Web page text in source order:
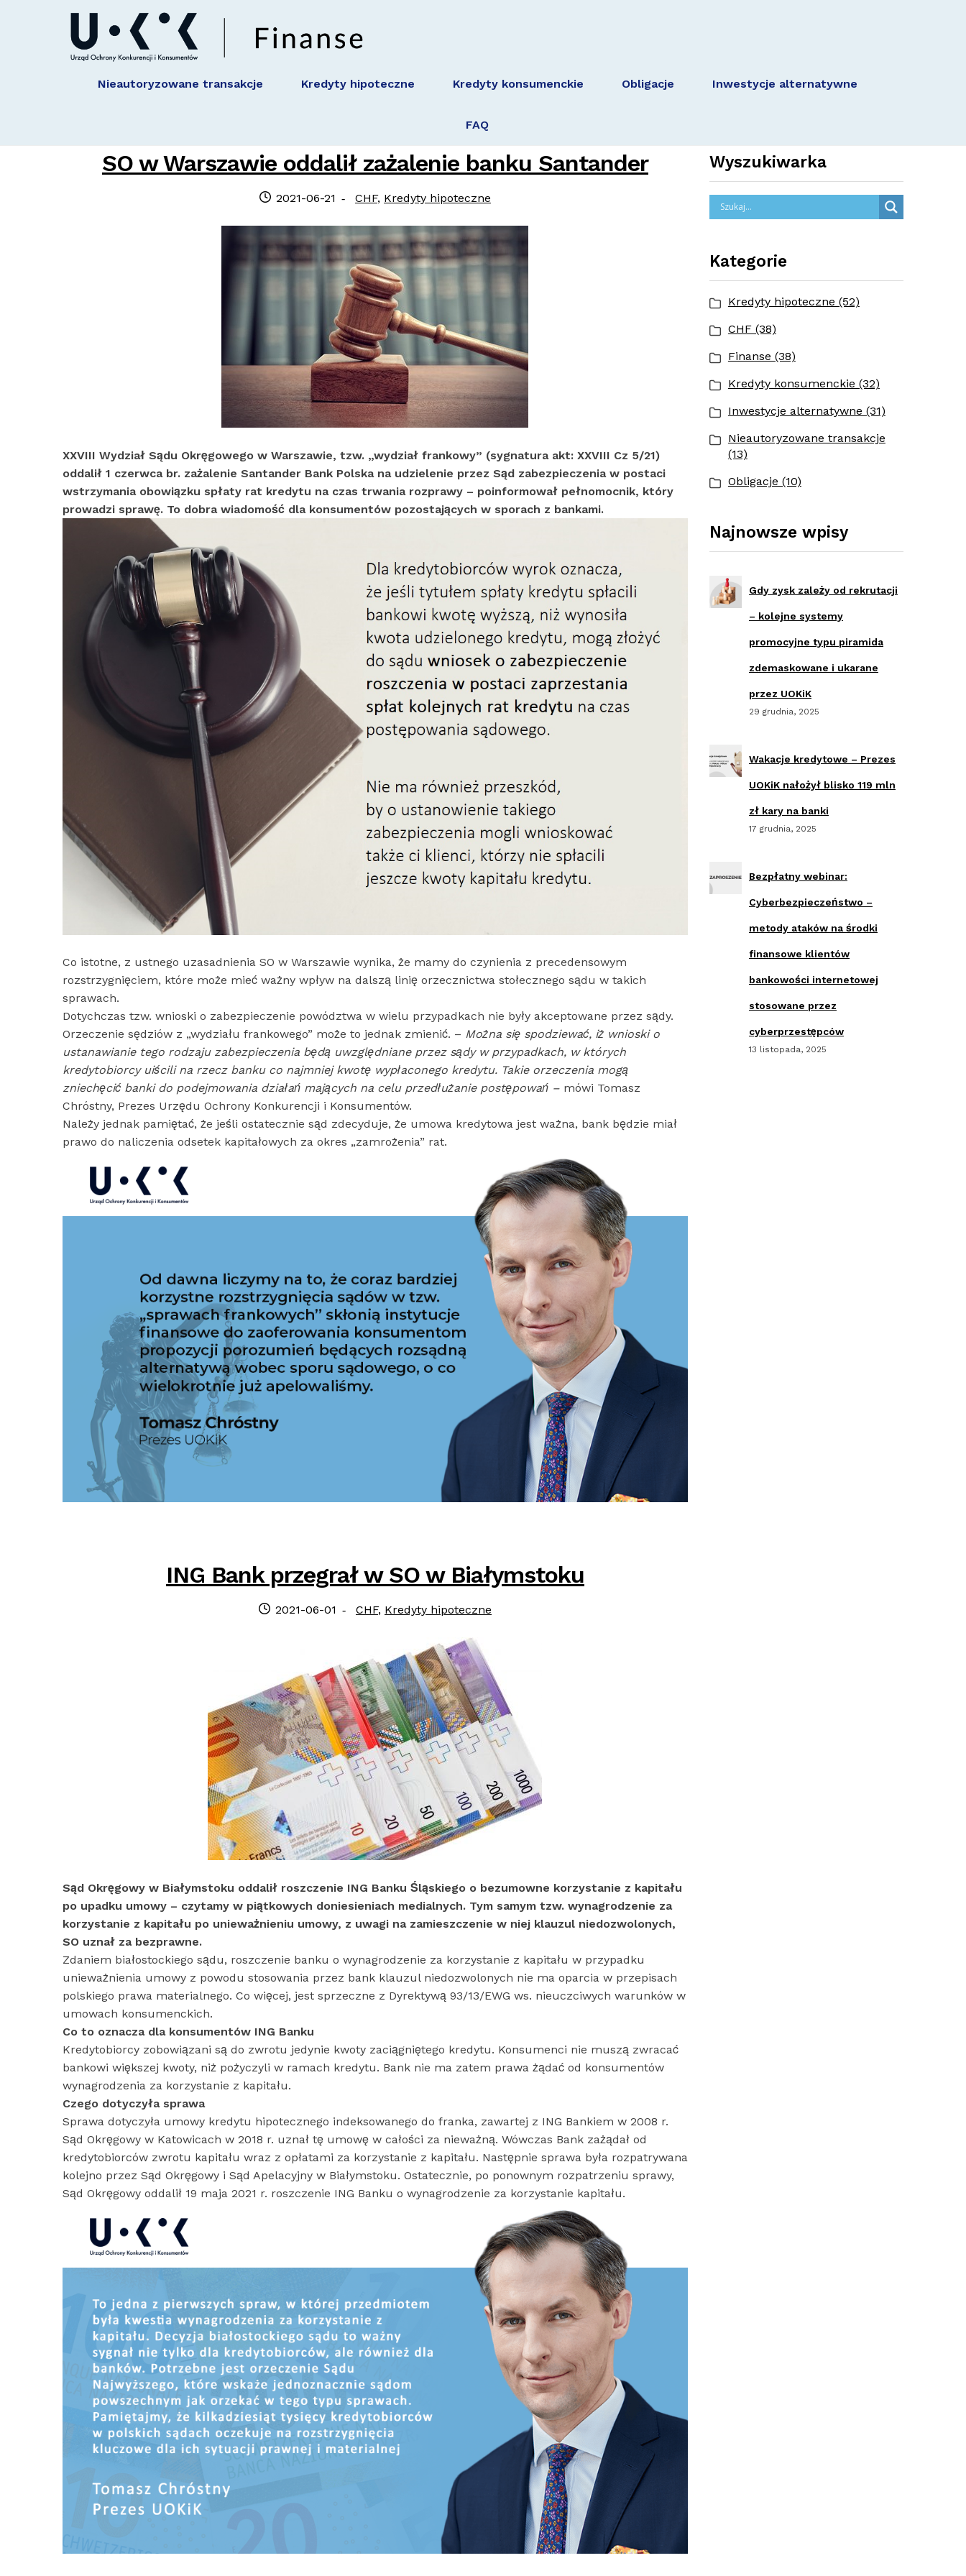
Skip
to
navigation
Skip
to
contentNieautoryzowane transakcje Kredyty hipoteczne Kredyty konsumenckie Obligacje Inwestycje alternatywne
FAQ
SO w Warszawie oddalił zażalenie banku Santander
Posted
2021-06-21 Categories:
CHF, Kredyty hipoteczne
XXVIII Wydział Sądu Okręgowego w Warszawie, tzw. „wydział frankowy” (sygnatura akt: XXVIII Cz 5/21)
oddalił 1 czerwca br. zażalenie Santander Bank Polska na udzielenie przez Sąd zabezpieczenia w postaci
wstrzymania obowiązku spłaty rat kredytu na czas trwania rozprawy – poinformował pełnomocnik, który
prowadzi sprawę. To dobra wiadomość dla konsumentów pozostających w sporach z bankami.
Co istotne, z ustnego uzasadnienia SO w Warszawie wynika, że mamy do czynienia z precedensowym
rozstrzygnięciem, które może mieć ważny wpływ na dalszą linię orzecznictwa stołecznego sądu w takich
sprawach.
Dotychczas tzw. wnioski o zabezpieczenie powództwa w wielu przypadkach nie były akceptowane przez sądy.
Orzeczenie sędziów z „wydziału frankowego” może to jednak zmienić. – Można się spodziewać, iż wnioski o
ustanawianie tego rodzaju zabezpieczenia będą uwzględniane przez sądy w przypadkach, w których
kredytobiorcy uiścili na rzecz banku co najmniej kwotę wypłaconego kredytu. Takie orzeczenia mogą
zniechęcić banki do podejmowania działań mających na celu przedłużanie postępowań – mówi Tomasz
Chróstny, Prezes Urzędu Ochrony Konkurencji i Konsumentów.
Należy jednak pamiętać, że jeśli ostatecznie sąd zdecyduje, że umowa kredytowa jest ważna, bank będzie miał
prawo do naliczenia odsetek kapitałowych za okres „zamrożenia” rat.
ING Bank przegrał w SO w Białymstoku
Posted
2021-06-01 Categories:
CHF, Kredyty hipoteczne
Sąd Okręgowy w Białymstoku oddalił roszczenie ING Banku Śląskiego o bezumowne korzystanie z kapitału
po upadku umowy – czytamy w piątkowych doniesieniach medialnych. Tym samym tzw. wynagrodzenie za
korzystanie z kapitału po unieważnieniu umowy, z uwagi na zamieszczenie w niej klauzul niedozwolonych,
SO uznał za bezprawne.
Zdaniem białostockiego sądu, roszczenie banku o wynagrodzenie za korzystanie z kapitału w przypadku
unieważnienia umowy z powodu stosowania przez bank klauzul niedozwolonych nie ma oparcia w przepisach
polskiego prawa materialnego. Co więcej, jest sprzeczne z Dyrektywą 93/13/EWG ws. nieuczciwych warunków w
umowach konsumenckich.
Co to oznacza dla konsumentów ING Banku
Kredytobiorcy zobowiązani są do zwrotu jedynie kwoty zaciągniętego kredytu. Konsumenci nie muszą zwracać
bankowi większej kwoty, niż pożyczyli w ramach kredytu. Bank nie ma zatem prawa żądać od konsumentów
wynagrodzenia za korzystanie z kapitału.
Czego dotyczyła sprawa
Sprawa dotyczyła umowy kredytu hipotecznego indeksowanego do franka, zawartej z ING Bankiem w 2008 r.
Sąd Okręgowy w Katowicach w 2018 r. uznał tę umowę w całości za nieważną. Wówczas Bank zażądał od
kredytobiorców zwrotu kapitału wraz z opłatami za korzystanie z kapitału. Następnie sprawa była rozpatrywana
kolejno przez Sąd Okręgowy i Sąd Apelacyjny w Białymstoku. Ostatecznie, po ponownym rozpatrzeniu sprawy,
Sąd Okręgowy oddalił 19 maja 2021 r. roszczenie ING Banku o wynagrodzenie za korzystanie kapitału.
Wyszukiwarka
Kategorie
Kredyty hipoteczne (52)
CHF (38)
Finanse (38)
Kredyty konsumenckie (32)
Inwestycje alternatywne (31)
Nieautoryzowane transakcje
(13)
Obligacje (10)
Najnowsze wpisy
Gdy zysk zależy od rekrutacji
– kolejne systemy
promocyjne typu piramida
zdemaskowane i ukarane
przez UOKiK
29 grudnia, 2025
Wakacje kredytowe – Prezes
UOKiK nałożył blisko 119 mln
zł kary na banki
17 grudnia, 2025
Bezpłatny webinar:
Cyberbezpieczeństwo –
metody ataków na środki
finansowe klientów
bankowości internetowej
stosowane przez
cyberprzestępców
13 listopada, 2025